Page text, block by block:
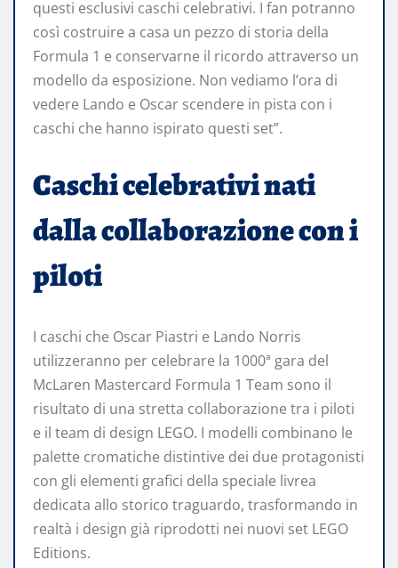
questi esclusivi caschi celebrativi. I fan potranno
così costruire a casa un pezzo di storia della
Formula 1 e conservarne il ricordo attraverso un
modello da esposizione. Non vediamo l’ora di
vedere Lando e Oscar scendere in pista con i
caschi che hanno ispirato questi set”.
Caschi celebrativi nati
dalla collaborazione con i
piloti
I caschi che Oscar Piastri e Lando Norris
utilizzeranno per celebrare la 1000ª gara del
McLaren Mastercard Formula 1 Team sono il
risultato di una stretta collaborazione tra i piloti
e il team di design LEGO. I modelli combinano le
palette cromatiche distintive dei due protagonisti
con gli elementi grafici della speciale livrea
dedicata allo storico traguardo, trasformando in
realtà i design già riprodotti nei nuovi set LEGO
Editions.